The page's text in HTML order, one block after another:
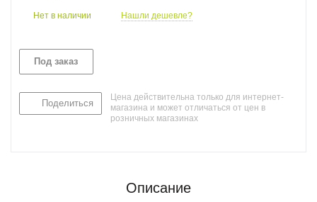
Нет в наличии Нашли дешевле?
Под заказ
Поделиться
Цена действительна только для интернет-
магазина и может отличаться от цен в
розничных магазинах
Описание